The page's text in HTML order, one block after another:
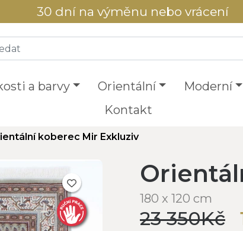
30 dní na výměnu nebo vrácení
a barvy Orientální Moderní
Kontakt
koberec Mir Exkluziv
180 x 120 cm
23 350Kč